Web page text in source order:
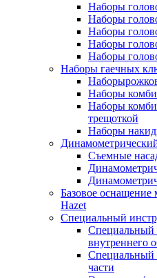
Наборы
Наборы
Наборы
Наборы
Наборы
Наборы гаечных
Наборы
Наборы
трещоткой
Наборы
Съемные
Базовое оснащение
Hazet
Специальный
Специальный
внутреннего
Специальный
части